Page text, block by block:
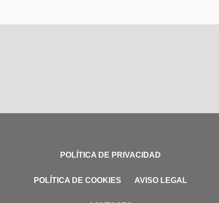
POLÍTICA DE PRIVACIDAD
POLÍTICA DE COOKIES AVISO LEGAL